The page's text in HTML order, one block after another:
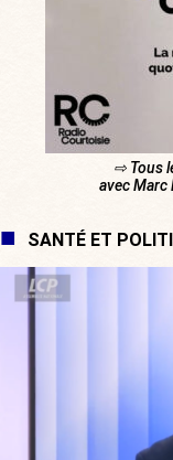
⇨ Tous
avec
SANTÉ ET